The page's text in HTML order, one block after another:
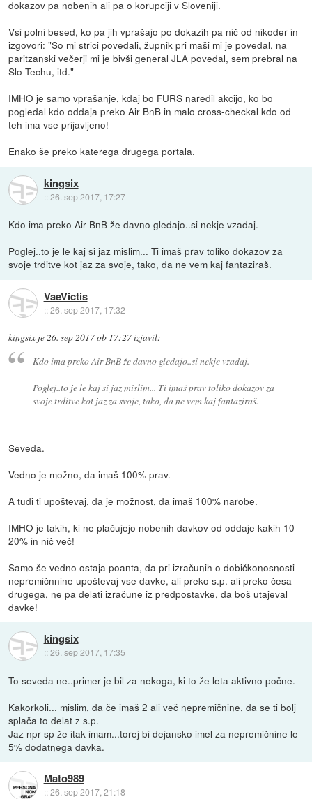
dokazov pa nobenih ali pa o korupciji v Sloveniji.
Vsi polni besed, ko pa jih vprašajo po dokazih pa nič od nikoder in
izgovori: "So mi strici povedali, župnik pri maši mi je povedal, na
paritzanski večerji mi je bivši general JLA povedal, sem prebral na
Slo-Techu, itd."
IMHO je samo vprašanje, kdaj bo FURS naredil akcijo, ko bo
pogledal kdo oddaja preko Air BnB in malo cross-checkal kdo od
teh ima vse prijavljeno!
Enako še preko katerega drugega portala.
kingsix
::26. sep 2017, 17:27
Kdo ima preko Air BnB že davno gledajo..si nekje vzadaj.
Poglej..to je le kaj si jaz mislim... Ti imaš prav toliko dokazov za
svoje trditve kot jaz za svoje, tako, da ne vem kaj fantaziraš.
VaeVictis
::26. sep 2017, 17:32
kingsix je26. sep 2017 ob 17:27izjavil:
Kdo ima preko Air BnB že davno gledajo..si nekje vzadaj.
Poglej..to je le kaj si jaz mislim... Ti imaš prav toliko dokazov za
svoje trditve kot jaz za svoje, tako, da ne vem kaj fantaziraš.
Seveda.
Vedno je možno, da imaš 100% prav.
A tudi ti upoštevaj, da je možnost, da imaš 100% narobe.
IMHO je takih, ki ne plačujejo nobenih davkov od oddaje kakih 10-
20% in nič več!
Samo še vedno ostaja poanta, da pri izračunih o dobičkonosnosti
nepremičnnine upoštevaj vse davke, ali preko s.p. ali preko česa
drugega, ne pa delati izračune iz predpostavke, da boš utajeval
davke!
kingsix
::26. sep 2017, 17:35
To seveda ne..primer je bil za nekoga, ki to že leta aktivno počne.
Kakorkoli... mislim, da če imaš 2 ali več nepremičnine, da se ti bolj
splača to delat z s.p.
Jaz npr sp že itak imam...torej bi dejansko imel za nepremičnine le
5% dodatnega davka.
Mato989
::26. sep 2017, 21:18